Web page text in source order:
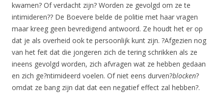
kwamen? Of verdacht zijn? Worden ze gevolgd om ze te
intimideren?? De Boevere belde de politie met haar vragen
maar kreeg geen bevredigend antwoord. Ze houdt het er op
dat je als overheid ook te persoonlijk kunt zijn. ?Afgezien nog
van het feit dat die jongeren zich de tering schrikken als ze
ineens gevolgd worden, zich afvragen wat ze hebben gedaan
en zich ge?ntimideerd voelen. Of niet eens durven?blocken?
omdat ze bang zijn dat dat een negatief effect zal hebben?.